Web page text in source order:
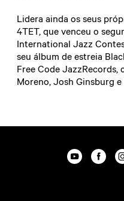
Lidera ainda os seus
4TET, que venceu o
International Jazz
seu álbum de estreia
Free Code
Moreno, Josh Ginsburg